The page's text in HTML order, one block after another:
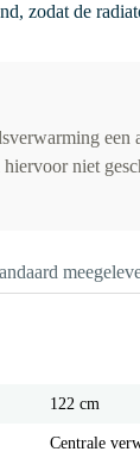
zodat de
een
niet
122 cm
Centrale